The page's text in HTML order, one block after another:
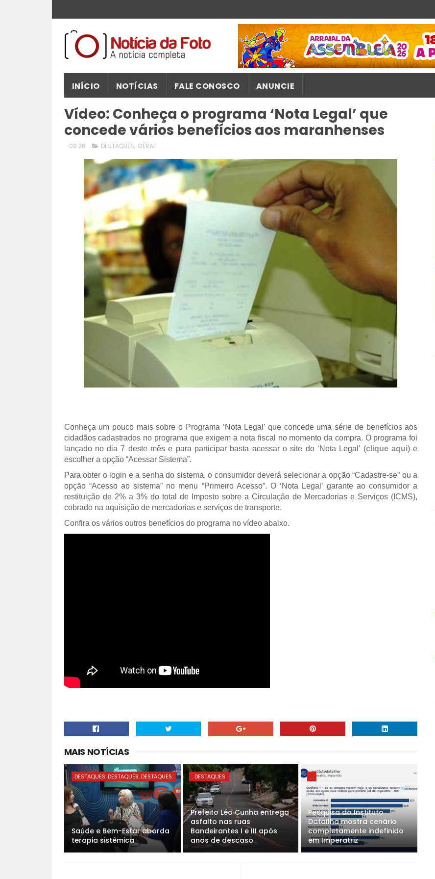
INÍCIO NOTÍCIAS FALE CONOSCO ANUNCIE
Vídeo: Conheça o programa ‘Nota Legal’ que
concede vários benefícios aos maranhenses
08:26 DESTAQUES, GERAL
Conheça um pouco mais sobre o Programa ‘Nota Legal’ que concede uma série de benefícios aos
cidadãos cadastrados no programa que exigem a nota fiscal no momento da compra. O programa foi
lançado no dia 7 deste mês e para participar basta acessar o site do ‘Nota Legal’ (clique aqui) e
escolher a opção “Acessar Sistema”.
Para obter o login e a senha do sistema, o consumidor deverá selecionar a opção “Cadastre-se” ou a
opção “Acesso ao sistema” no menu “Primeiro Acesso”. O ‘Nota Legal’ garante ao consumidor a
restituição de 2% a 3% do total de Imposto sobre a Circulação de Mercadorias e Serviços (ICMS),
cobrado na aquisição de mercadorias e serviços de transporte.
Confira os vários outros benefícios do programa no vídeo abaixo.
MAIS NOTÍCIAS
DESTAQUES. DESTAQUES. DESTAQUES.
Saúde e Bem-Estar aborda
terapia sistêmica
. DESTAQUES.
Prefeito Léo Cunha entrega
asfalto nas ruas
Bandeirantes I e III após
anos de descaso
. .
Pesquisa do Instituto
DataIlha mostra cenário
completamente indefinido
em Imperatriz